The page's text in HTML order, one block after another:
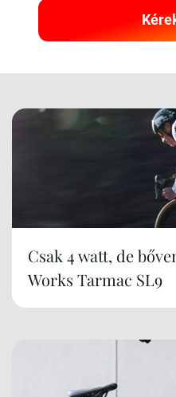
Csak 4 watt, de
Works Tarmac SL9